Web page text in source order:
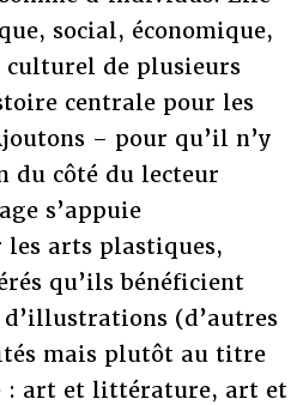
social, économique,
de plusieurs
centrale pour les
– pour qu’il n’y
du côté du lecteur
s’appuie
les arts plastiques,
qu’ils bénéficient
(d’autres
mais plutôt au titre
: art et littérature, art et